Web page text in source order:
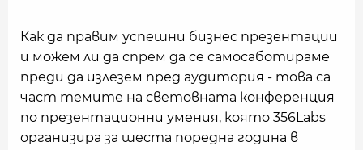
Как да правим успешни бизнес презентации
и можем ли да спрем да се самосаботираме
преди да излезем пред аудитория - това са
част темите на световната конференция
по презентационни умения, която 356Labs
организира за шеста поредна година в